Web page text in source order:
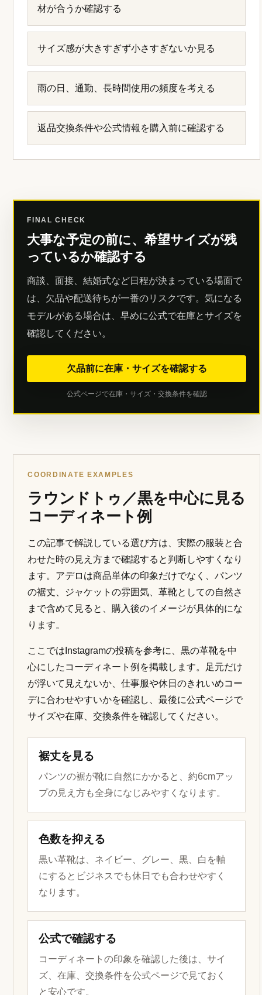
材が合うか確認する
サイズ感が大きすぎず小さすぎないか見る
雨の日、通勤、長時間使用の頻度を考える
返品交換条件や公式情報を購入前に確認する
FINAL CHECK
大事な予定の前に、希望サイズが残
っているか確認する
商談、面接、結婚式など日程が決まっている場面で
は、欠品や配送待ちが一番のリスクです。気になる
モデルがある場合は、早めに公式で在庫とサイズを
確認してください。
欠品前に在庫・サイズを確認する
公式ページで在庫・サイズ・交換条件を確認
COORDINATE EXAMPLES
ラウンドトゥ／黒を中心に見る
コーディネート例
この記事で解説している選び方は、実際の服装と合
わせた時の見え方まで確認すると判断しやすくなり
ます。アデロは商品単体の印象だけでなく、パンツ
の裾丈、ジャケットの雰囲気、革靴としての自然さ
まで含めて見ると、購入後のイメージが具体的にな
ります。
ここではInstagramの投稿を参考に、黒の革靴を中
心にしたコーディネート例を掲載します。足元だけ
が浮いて見えないか、仕事服や休日のきれいめコー
デに合わせやすいかを確認し、最後に公式ページで
サイズや在庫、交換条件を確認してください。
裾丈を見る
パンツの裾が靴に自然にかかると、約6cmアッ
プの見え方も全身になじみやすくなります。
色数を抑える
黒い革靴は、ネイビー、グレー、黒、白を軸
にするとビジネスでも休日でも合わせやすく
なります。
公式で確認する
コーディネートの印象を確認した後は、サイ
ズ、在庫、交換条件を公式ページで見ておく
と安心です。